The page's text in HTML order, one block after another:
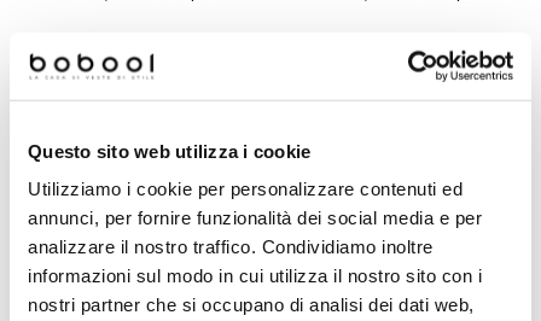
Questo sito web utilizza i cookie
Utilizziamo i cookie per personalizzare contenuti ed
annunci, per fornire funzionalità dei social media e per
analizzare il nostro traffico. Condividiamo inoltre
informazioni sul modo in cui utilizza il nostro sito con i
nostri partner che si occupano di analisi dei dati web,